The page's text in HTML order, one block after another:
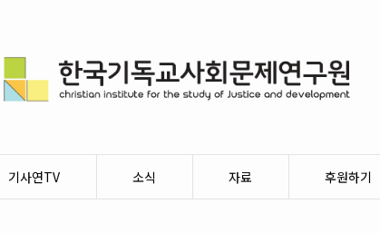
기사연TV 소식 자료 후원하기